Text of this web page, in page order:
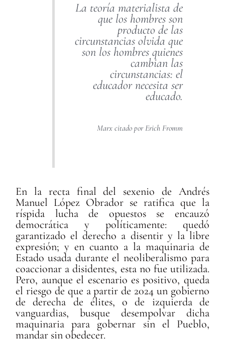
La teoría materialista de
que los hombres son
producto de las
circunstancias olvida que
son los hombres quienes
cambian las
circunstancias: el
educador necesita ser
educado.
Marx citado por Erich Fromm
En la recta final del sexenio de Andrés
Manuel López Obrador se ratifica que la
ríspida lucha de opuestos se encauzó
democrática y políticamente: quedó
garantizado el derecho a disentir y la libre
expresión; y en cuanto a la maquinaria de
Estado usada durante el neoliberalismo para
coaccionar a disidentes, esta no fue utilizada.
Pero, aunque el escenario es positivo, queda
el riesgo de que a partir de 2024 un gobierno
de derecha de élites, o de izquierda de
vanguardias, busque desempolvar dicha
maquinaria para gobernar sin el Pueblo,
mandar sin obedecer.